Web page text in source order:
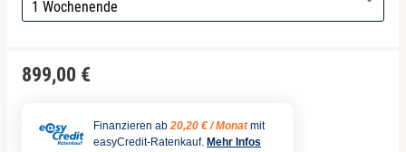
899,00 €
Finanzieren ab 20,20 € / Monat mit
easyCredit-Ratenkauf. Mehr Infos
Thüringen